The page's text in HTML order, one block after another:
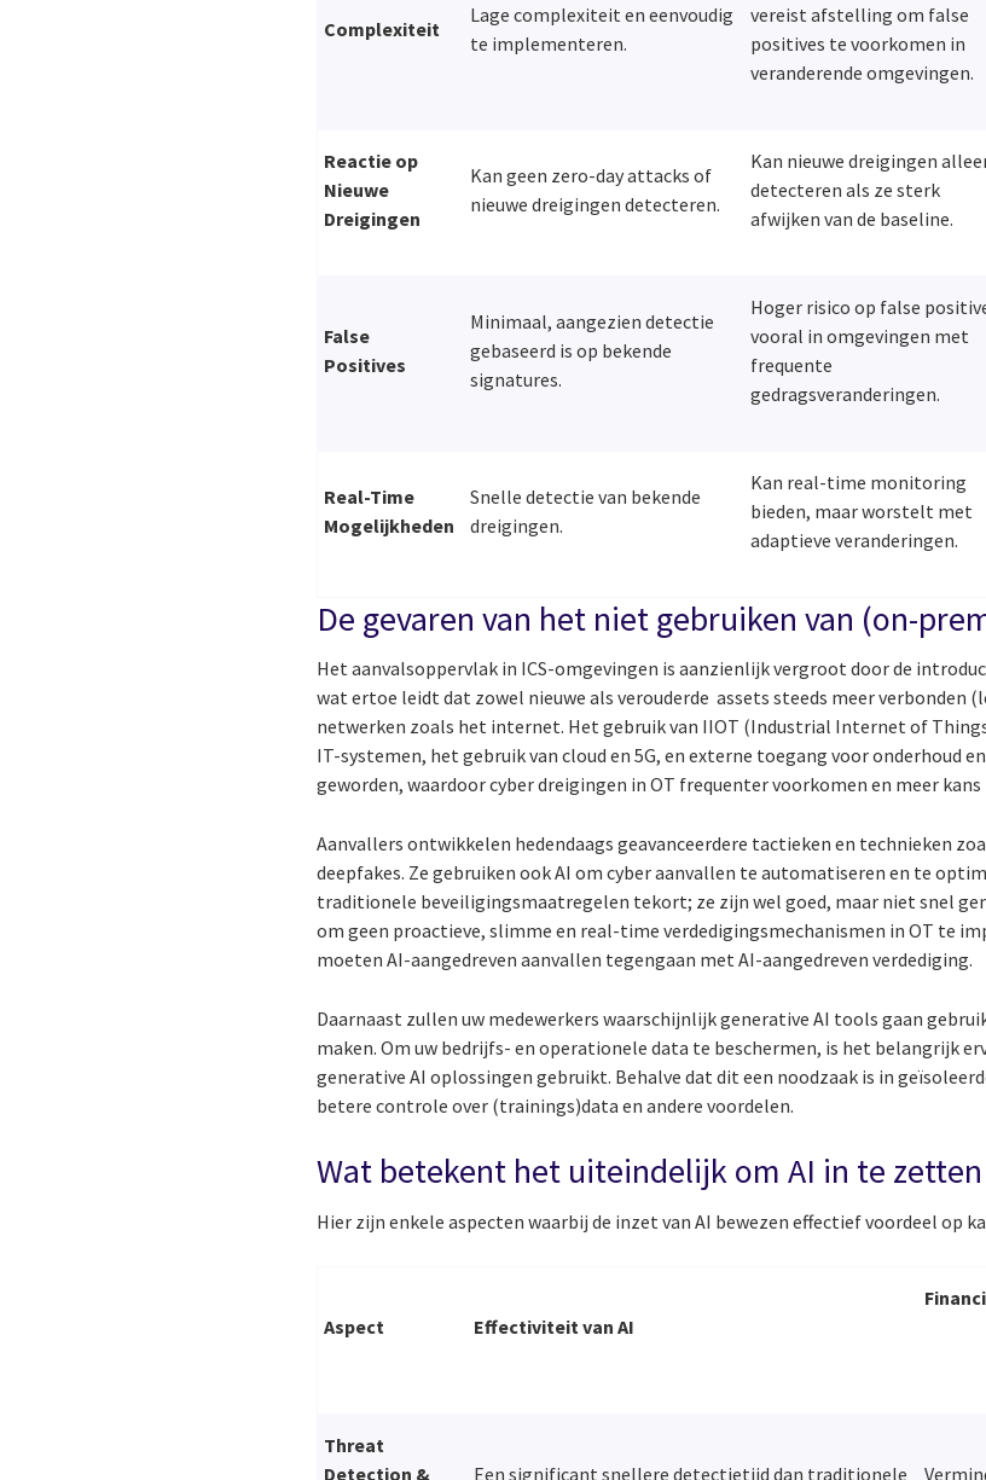
Complexiteit
Lage complexiteit en eenvoudig
te implementeren.
vereist afstelling om false
positives te voorkomen in
veranderende omgevingen.
Reactie op
Nieuwe
Dreigingen
Kan geen zero-day attacks of
nieuwe dreigingen detecteren.
Kan nieuwe dreigingen
detecteren als ze sterk
afwijken van de baseline.
False
Positives
Minimaal, aangezien detectie
gebaseerd is op bekende
signatures.
Hoger risico op false
vooral in omgevingen met
frequente
gedragsveranderingen.
Real-Time
Mogelijkheden
Snelle detectie van bekende
dreigingen.
Kan real-time monitoring
bieden, maar worstelt met
adaptieve veranderingen.
De gevaren van het niet gebruiken van (on-
Het aanvalsoppervlak in ICS-omgevingen is aanzienlijk vergroot door de
wat ertoe leidt dat zowel nieuwe als verouderde assets steeds meer verbonden
netwerken zoals het internet. Het gebruik van IIOT (Industrial Internet of
IT-systemen, het gebruik van cloud en 5G, en externe toegang voor onderhoud
geworden, waardoor cyber dreigingen in OT frequenter voorkomen en meer
Aanvallers ontwikkelen hedendaags geavanceerdere tactieken en technieken
deepfakes. Ze gebruiken ook AI om cyber aanvallen te automatiseren en te
traditionele beveiligingsmaatregelen tekort; ze zijn wel goed, maar niet snel
om geen proactieve, slimme en real-time verdedigingsmechanismen in OT te
moeten AI-aangedreven aanvallen tegengaan met AI-aangedreven verdediging.
Daarnaast zullen uw medewerkers waarschijnlijk generative AI tools gaan
maken. Om uw bedrijfs- en operationele data te beschermen, is het belangrijk
generative AI oplossingen gebruikt. Behalve dat dit een noodzaak is in
betere controle over (trainings)data en andere voordelen.
Wat betekent het uiteindelijk om AI in te zetten
Hier zijn enkele aspecten waarbij de inzet van AI bewezen effectief voordeel op
Aspect Effectiviteit van AI
Threat
Detection &
Een significant snellere detectietijd dan traditionele